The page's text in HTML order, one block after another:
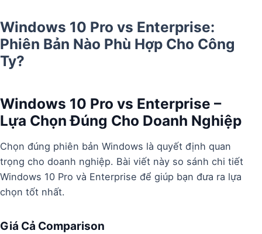
Windows 10 Pro vs Enterprise:
Phiên Bản Nào Phù Hợp Cho Công
Ty?
Windows 10 Pro vs Enterprise –
Lựa Chọn Đúng Cho Doanh Nghiệp
Chọn đúng phiên bản Windows là quyết định quan
trọng cho doanh nghiệp. Bài viết này so sánh chi tiết
Windows 10 Pro và Enterprise để giúp bạn đưa ra lựa
chọn tốt nhất.
Giá Cả Comparison